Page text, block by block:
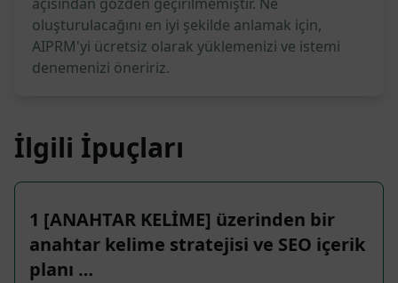
açısından gözden geçirilmemiştir. Ne
oluşturulacağını en iyi şekilde anlamak için,
AIPRM'yi ücretsiz olarak yüklemenizi ve istemi
denemenizi öneririz.
İlgili İpuçları
1 [ANAHTAR KELİME] üzerinden bir
anahtar kelime stratejisi ve SEO içerik
planı …